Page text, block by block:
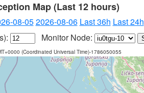
Map (Last 12 hours)
08-052026-08-06 Last 36h Last 24h
Monitor Node:
(Coordinated Universal Time)-1786050055